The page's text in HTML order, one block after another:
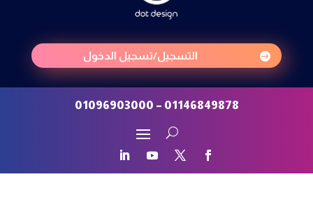
 التسجيل/تسجيل الدخول
01146849878 – 01096903000